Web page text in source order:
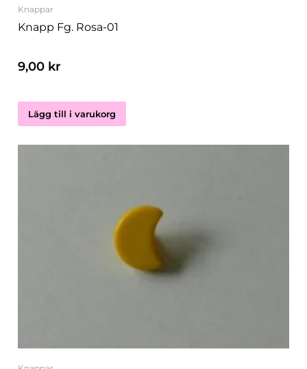
Knappar
Knapp Fg. Rosa-01
9,00 kr
Lägg till i varukorg